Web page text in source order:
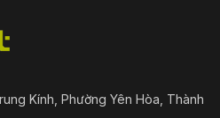
Kính, Phường Yên Hòa, Thành